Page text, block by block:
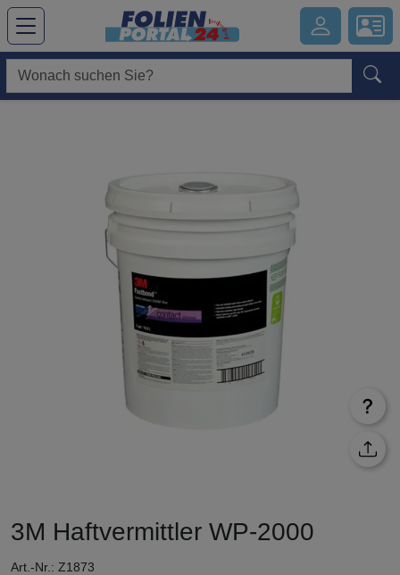
Hauptregion der Seite anspringen
3M Haftvermittler WP-2000
Art.-Nr.: Z1873